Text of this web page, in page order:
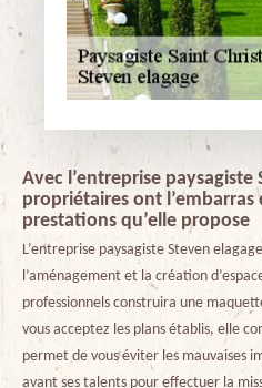
Avec l’entreprise paysagiste
propriétaires ont l’embarras
prestations qu’elle propose
L’entreprise paysagiste Steven
l’aménagement et la création
professionnels construira une
vous acceptez les plans établis, elle
permet de vous éviter les mauvaises
avant ses talents pour effectuer la